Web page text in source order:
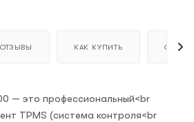
ОТЗЫВЫ КАК КУПИТЬ ОПЛАТА
— это профессиональный<br
TPMS (система контроля<br